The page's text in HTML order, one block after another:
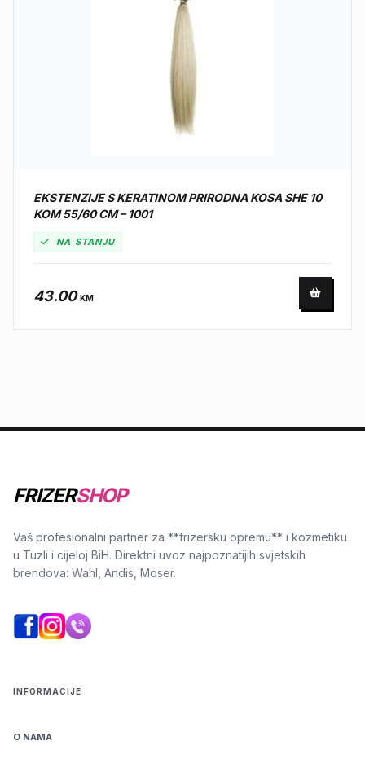
EKSTENZIJE S KERATINOM PRIRODNA KOSA SHE 10
KOM 55/60 CM – 1001
NA STANJU
43.00KM
FRIZERSHOP
Vaš profesionalni partner za **frizersku opremu** i kozmetiku
u Tuzli i cijeloj BiH. Direktni uvoz najpoznatijih svjetskih
brendova: Wahl, Andis, Moser.
INFORMACIJE
O NAMA